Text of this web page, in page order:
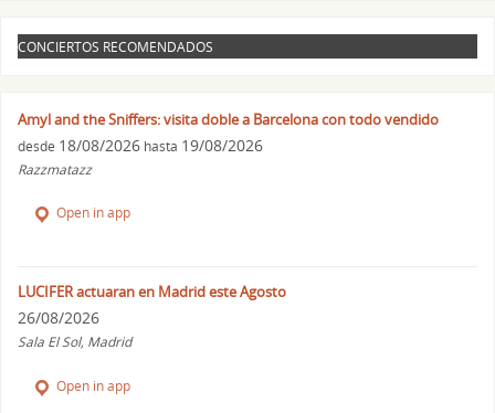
CONCIERTOS RECOMENDADOS
Amyl and the Sniffers: visita doble a Barcelona con todo vendido
desde 18/08/2026 hasta 19/08/2026
Razzmatazz
Open in app
LUCIFER actuaran en Madrid este Agosto
26/08/2026
Sala El Sol, Madrid
Open in app